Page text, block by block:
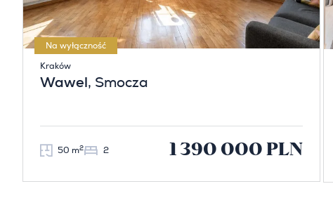
Na wyłączność
Kraków
Wawel , Smocza
50 m2 2 1 390 000 PLN